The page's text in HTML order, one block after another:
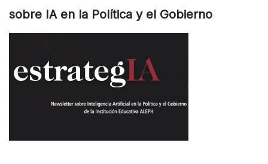
sobre IA en la Política y el Gobierno